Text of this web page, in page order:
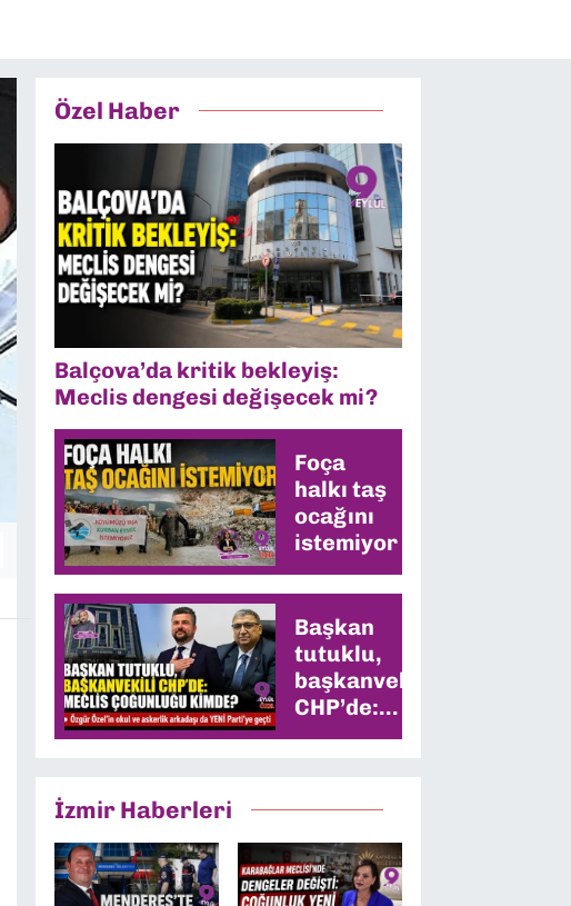
Özel Haber
Balçova’da kritik bekleyiş:
Meclis dengesi değişecek mi?
Foça
halkı taş
ocağını
istemiyor
Başkan
tutuklu,
başkanvekili
CHP’de:
Meclis
İzmir Haberleri